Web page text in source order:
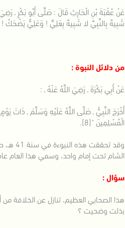
عَنْ عُقْبَةَ بْنِ الْحَارِثِ قَالَ : صَلَّى أَبُو بَكْرٍ ـ
شَبِيهٌ بِالنَّبِيِّ لا شَبِيهٌ بِعَلِيٍّ ! وَعَلِيٌّ يَضْحَكُ !
من دلائل النبوة :
عَنْ أَبِي بَكْرَةَ ـ رَضِيَ اللَّهُ عَنْهُ ـ :
أَخْرَجَ النَّبِيُّ ـ صَلَّى اللَّهُ عَلَيْهِ وَسَلَّمَ ـ ذَاتَ
الْمُسْلِمِينَ "[8].
وقد
الشام تحت إمام واحد، وسمي هذا العام
سؤال :
هذا الصحابي العظيم، تنازل عن الخلافة
بذلت وضحيت ؟